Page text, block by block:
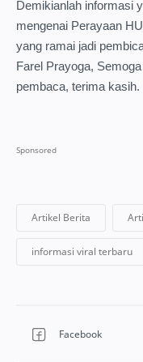
Demikianlah informasi
mengenai Perayaan
yang ramai jadi
Farel Prayoga,
pembaca, terima kasih.